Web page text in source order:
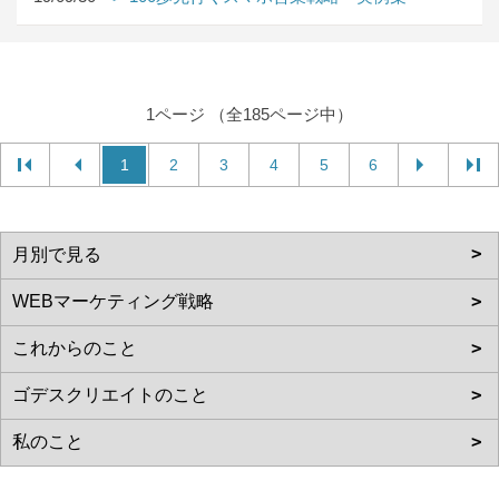
1ページ （全185ページ中）
1 2 3 4 5 6